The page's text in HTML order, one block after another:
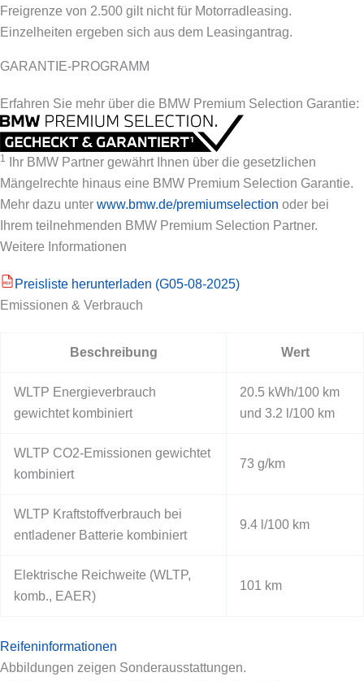
Freigrenze von 2.500 gilt nicht für Motorradleasing.
Einzelheiten ergeben sich aus dem Leasingantrag.
GARANTIE-PROGRAMM
Erfahren Sie mehr über die BMW Premium Selection Garantie:
1
Ihr BMW Partner gewährt Ihnen über die gesetzlichen
Mängelrechte hinaus eine BMW Premium Selection Garantie.
Mehr dazu unter www.bmw.de/premiumselection oder bei
Ihrem teilnehmenden BMW Premium Selection Partner.
Weitere Informationen
PDF
Preisliste herunterladen (G05-08-2025)
Emissionen & Verbrauch
Beschreibung Wert
WLTP Energieverbrauch
gewichtet kombiniert
20.5 kWh/100 km
und 3.2 l/100 km
WLTP CO2-Emissionen gewichtet
kombiniert
73 g/km
WLTP Kraftstoffverbrauch bei
entladener Batterie kombiniert
9.4 l/100 km
Elektrische Reichweite (WLTP,
komb., EAER)
101 km
Reifeninformationen
Abbildungen zeigen Sonderausstattungen.